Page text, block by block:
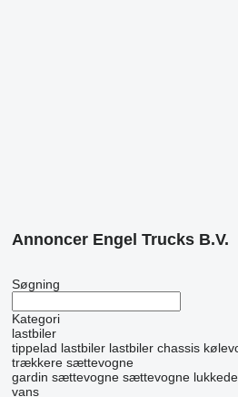
Annoncer Engel Trucks B.V.
Søgning
Kategori
lastbiler
tippelad lastbiler lastbiler chassis
trækkere sættevogne
gardin sættevogne sættevogne
vans